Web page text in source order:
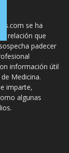
se ha
relación que
padecer
información útil
Medicina.
imparte,
algunas